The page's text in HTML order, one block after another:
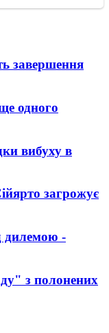
завершення
одного
вибуху в
загрожує
дилемою -
з полонених